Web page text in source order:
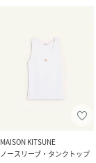
MAISON KITSUNE
ノースリーブ・タンクトップ